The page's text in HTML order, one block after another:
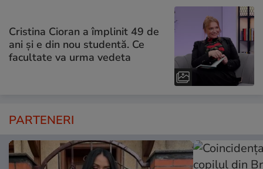
Cristina Cioran a împlinit 49 de
ani și e din nou studentă. Ce
facultate va urma vedeta
PARTENERI